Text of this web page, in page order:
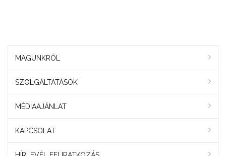
MAGUNKRÓL
SZOLGÁLTATÁSOK
MÉDIAAJÁNLAT
KAPCSOLAT